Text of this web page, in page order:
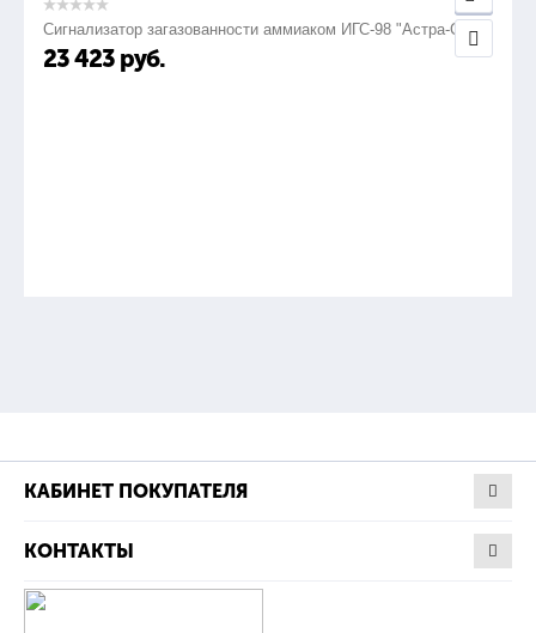
Сигнализатор загазованности аммиаком ИГС-98 "Астра-СВ"
23 423 руб.
КАБИНЕТ ПОКУПАТЕЛЯ
КОНТАКТЫ